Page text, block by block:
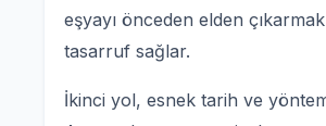
eşyayı önceden elden
tasarruf sağlar.
İkinci yol, esnek tarih ve